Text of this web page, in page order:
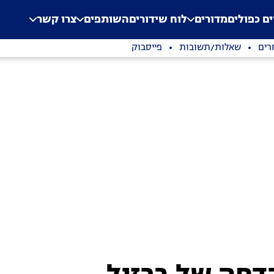
Application error: a
. כפוליםמדורים לוח שידוריםהשותפים צרו קשר
שאלות/תשובות פייסבוק